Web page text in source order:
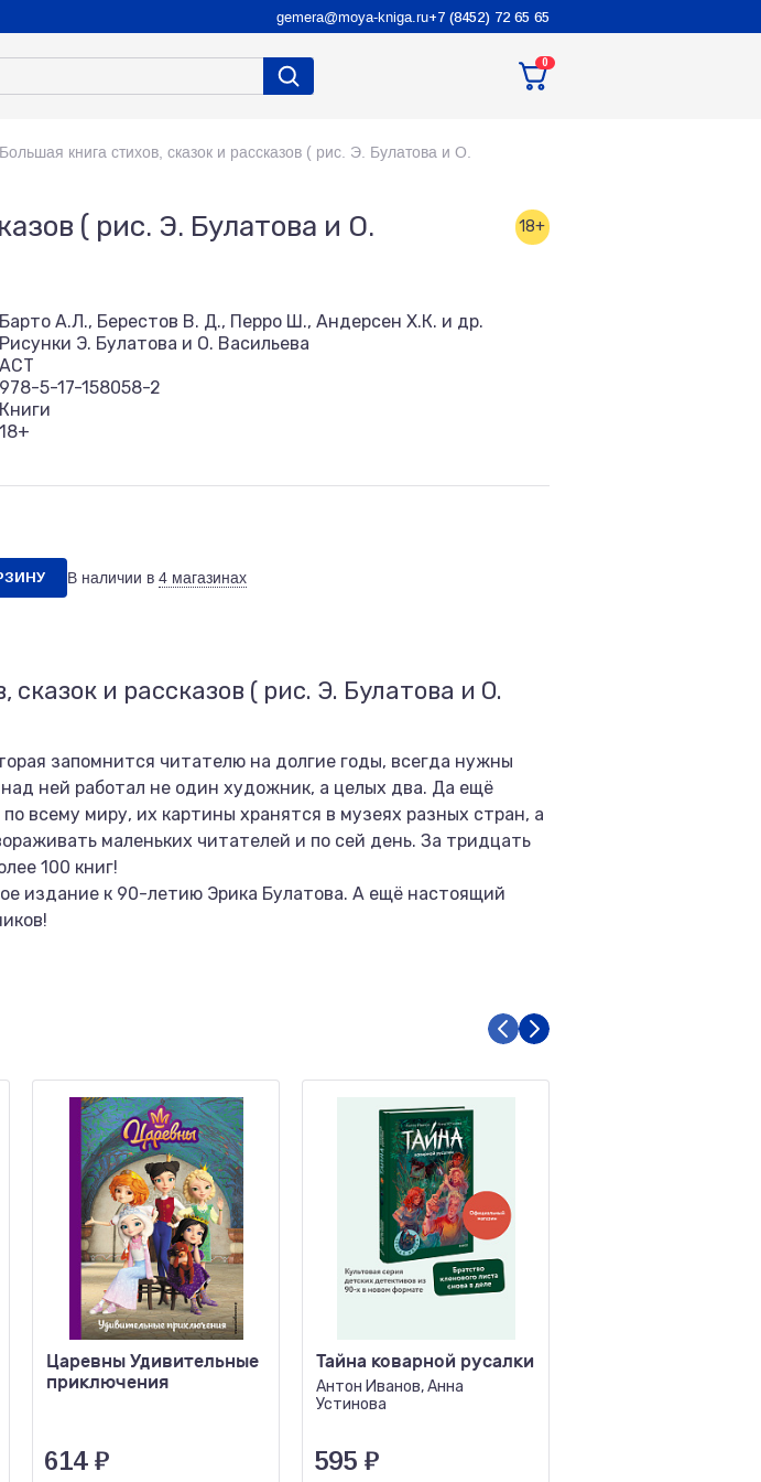
gemera@moya-kniga.ru+7 (8452) 72 65 65
0
Большая книга стихов, сказок и рассказов ( рис. Э. Булатова и О.
( рис. Э. Булатова и О.
18+
Барто А.Л., Берестов В. Д., Перро Ш., Андерсен Х.К. и др.
Рисунки Э. Булатова и О. Васильева
АСТ
978-5-17-158058-2
Книги
18+
В наличии в 4 магазинах
и рассказов ( рис. Э. Булатова и О.
запомнится читателю на долгие годы, всегда нужны
ней работал не один художник, а целых два. Да ещё
всему миру, их картины хранятся в музеях разных стран, а
маленьких читателей и по сей день. За тридцать
100 книг!
издание к 90-летию Эрика Булатова. А ещё настоящий
Царевны Удивительные
приключения
614 ₽
Тайна коварной русалки
Антон Иванов, Анна
Устинова
595 ₽